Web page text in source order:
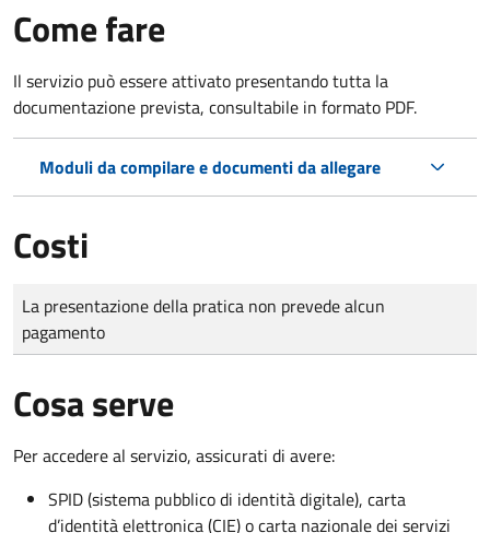
Come fare
Il servizio può essere attivato presentando tutta la
documentazione prevista, consultabile in formato PDF.
Moduli da compilare e documenti da allegare
Costi
Tipo di pagamento
Importo
La presentazione della pratica non prevede alcun
pagamento
Cosa serve
Per accedere al servizio, assicurati di avere:
SPID (sistema pubblico di identità digitale), carta
d’identità elettronica (CIE) o carta nazionale dei servizi